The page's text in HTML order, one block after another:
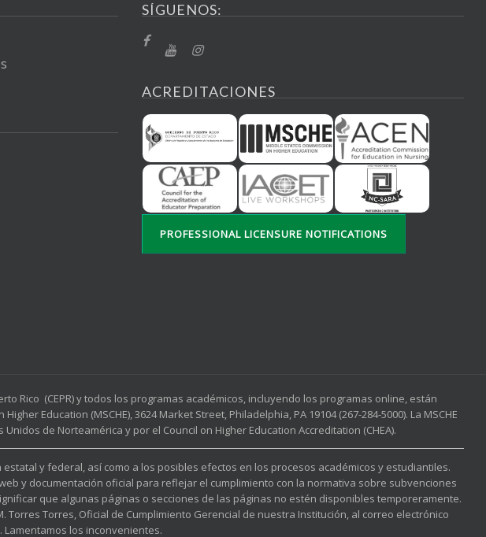
SÍGUENOS:
ACREDITACIONES
PROFESSIONAL LICENSURE NOTIFICATIONS
Rico (CEPR) y todos los programas académicos, incluyendo los programas online, están
Education (MSCHE), 3624 Market Street, Philadelphia, PA 19104 (267-284-5000). La MSCHE
de Norteamérica y por el Council on Higher Education Accreditation (CHEA).
y federal, así como a los posibles efectos en los procesos académicos y estudiantiles.
y documentación oficial para reflejar el cumplimiento con la normativa sobre subvenciones
que algunas páginas o secciones de las páginas no estén disponibles temporeramente.
Torres, Oficial de Cumplimiento Gerencial de nuestra Institución, al correo electrónico
Lamentamos los inconvenientes.